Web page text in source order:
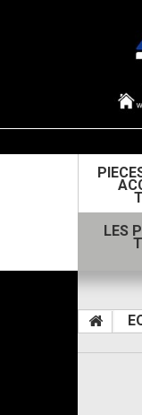
LES